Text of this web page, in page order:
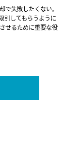
で失敗したくない。
引してもらうように
せるために重要な役